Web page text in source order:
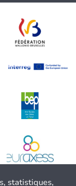
statistiques,